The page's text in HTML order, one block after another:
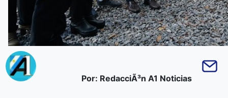
Por: RedacciÃ³n A1 Noticias